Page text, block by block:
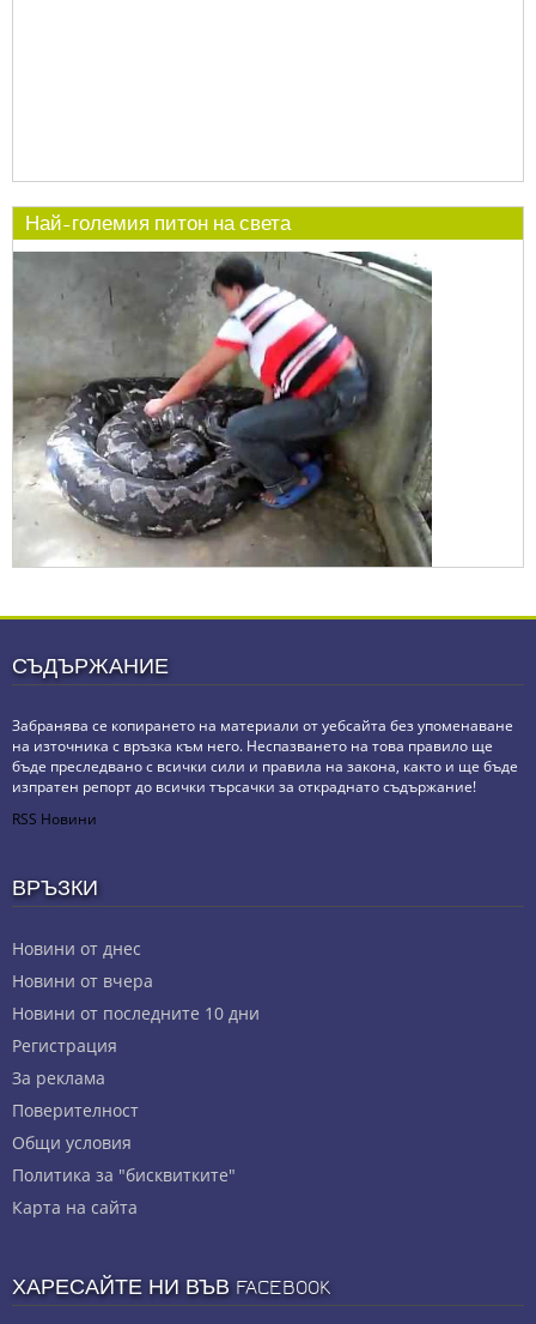
Най-големия питон на света
СЪДЪРЖАНИЕ
Забранява се копирането на материали от уебсайта без упоменаване
на източника с връзка към него. Неспазването на това правило ще
бъде преследвано с всички сили и правила на закона, както и ще бъде
изпратен репорт до всички търсачки за откраднато съдържание!
RSS Новини
ВРЪЗКИ
Новини от днес
Новини от вчера
Новини от последните 10 дни
Регистрация
За реклама
Πoвepитeлнocт
Общи условия
Политика за "бисквитките"
Карта на сайта
ХАРЕСАЙТЕ НИ ВЪВ FACEBOOK